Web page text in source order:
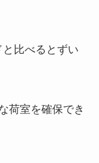
比べるとずい
荷室を確保でき